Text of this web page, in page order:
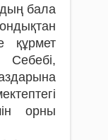
бала
құрмет
Себебі,
орны